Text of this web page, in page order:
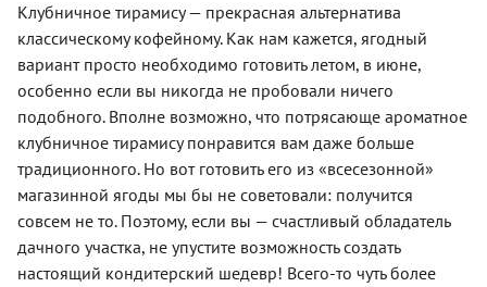
Клубничное тирамису — прекрасная альтернатива
классическому кофейному. Как нам кажется, ягодный
вариант просто необходимо готовить летом, в июне,
особенно если вы никогда не пробовали ничего
подобного. Вполне возможно, что потрясающе ароматное
клубничное тирамису понравится вам даже больше
традиционного. Но вот готовить его из «всесезонной»
магазинной ягоды мы бы не советовали: получится
совсем не то. Поэтому, если вы — счастливый обладатель
дачного участка, не упустите возможность создать
настоящий кондитерский шедевр! Всего-то чуть более